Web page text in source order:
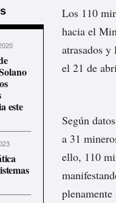
este
Los 110
hacia el
atrasados
el 21 de
Según
a 31
ello, 110